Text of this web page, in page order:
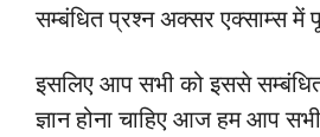
सम्बंधित प्रश्न अक्सर एक्साम्स में
इसलिए आप सभी को इससे सम्बंधित
ज्ञान होना चाहिए आज हम आप